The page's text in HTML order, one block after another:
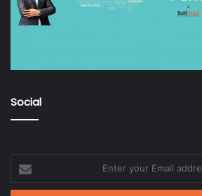
Social
your
Email